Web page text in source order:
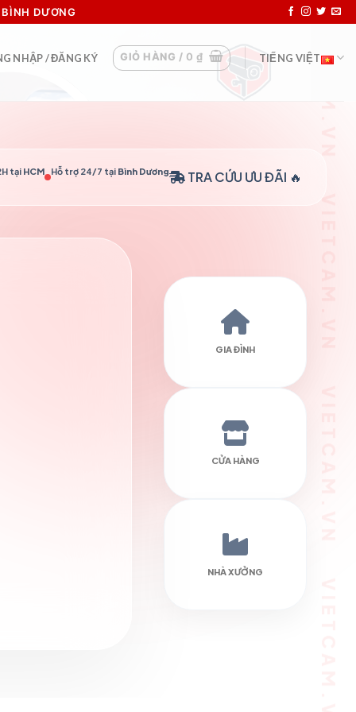
DƯƠNG
NHẬP / ĐĂNG KÝ GIỎ HÀNG / 0 ₫ TIẾNG VIỆT
tại HCM Hỗ trợ 24/7 tại Bình Dương TRA CỨU ƯU ĐÃI 🔥
GIA ĐÌNH
CỬA HÀNG
NHÀ XƯỞNG